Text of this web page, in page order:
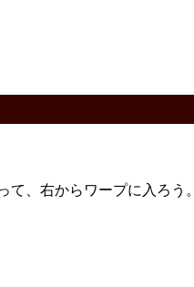
、右からワープに入ろう。